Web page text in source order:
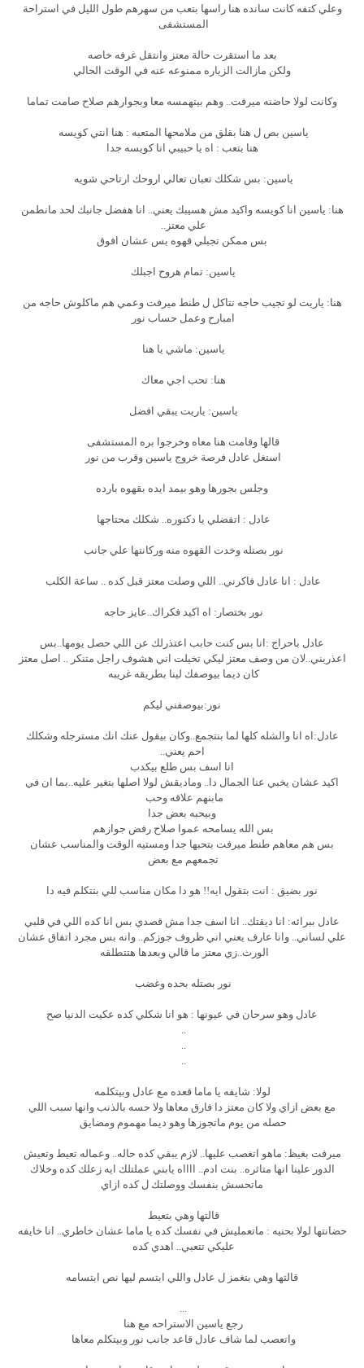
وعلي كتفه كانت سانده هنا راسها بتعب من سهرهم طول الليل في استراحة
المستشفى
بعد ما استقرت حالة معتز وانتقل غرفه خاصه
ولكن مازالت الزياره ممنوعه عنه في الوقت الحالي
وكانت لولا حاضنه ميرفت.. وهم بيتهمسه معا وبجوارهم صلاح صامت تماما
ياسين بص ل هنا بقلق من ملامحها المتعبه : هنا انتي كويسه
هنا بتعب : اه يا حبيبي انا كويسه جدا
ياسين: بس شكلك تعبان تعالي اروحك ارتاحي شويه
هنا: ياسين انا كويسه واكيد مش هسيبك يعني.. انا هفضل جانبك لحد مانطمن
علي معتز..
بس ممكن تجبلي قهوه بس عشان افوق
ياسين: تمام هروح اجبلك
هنا: ياريت لو تجيب حاجه تتاكل ل طنط ميرفت وعمي هم ماكلوش حاجه من
امبارح وعمل حساب نور
ياسين: ماشي يا هنا
هنا: تحب اجي معاك
ياسين: ياريت يبقي افضل
قالها وقامت هنا معاه وخرجوا بره المستشفى
استغل عادل فرصة خروج ياسين وقرب من نور
وجلس بجورها وهو بيمد ايده بقهوه بارده
عادل : اتفضلي يا دكتوره.. شكلك محتاجها
نور بصتله وخدت القهوه منه وركانتها علي جانب
عادل : انا عادل فاكرني.. اللي وصلت معتز قبل كده .. ساعة الكلب
نور بختصار: اه اكيد فكراك..عايز حاجه
عادل باحراج :انا بس كنت حابب اعتذرلك عن اللي حصل يومها..بس
اعذريني..لان من وصف معتز ليكي تخيلت اني هشوف راجل متنكر .. اصل معتز
كان ديما بيوصفك لينا بطريقه غريبه
نور:بيوصفني ليكم
عادل:اه انا والشله كلها لما بنتجمع..وكان بيقول عنك انك مسترجله وشكلك
احم يعني..
انا اسف بس طلع بيكدب
اكيد عشان يخبي عنا الجمال دا.. وماديقش لولا اصلها بتغير عليه..بما ان في
مابنهم علاقه وحب
وبيحبه بعض جدا
بس الله يسامحه عموا صلاح رفض جوازهم
بس هم معاهم طنط ميرفت بتحبها جدا ومستيه الوقت والمناسب عشان
تجمعهم مع بعض
نور بضيق : انت بتقول ايه!! هو دا مكان مناسب للي بتتكلم فيه دا
عادل ببرائه: انا ديقتك.. انا اسف جدا مش قصدي بس انا كده اللي في قلبي
علي لساني.. وانا عارف يعني اني ظروف جوزكم.. وانه بس مجرد اتفاق عشان
الورث..زي معتز ما قالي وبعدها هتتطلقه
نور بصتله بحده وغضب
عادل وهو سرحان في عيونها : هو انا شكلي كده عكيت الدنيا صح
..
..
..
لولا: شايفه يا ماما قعده مع عادل وبيتكلمه
مع بعض ازاي ولا كان معتز دا فارق معاها ولا حسه بالذنب وانها سبب اللي
حصله من يوم ماتجوزها وهو ديما مهموم ومضايق
ميرفت بغيظ: ماهو اتغصب عليها.. لازم يبقي كده حاله.. وعماله تعيط وتعيش
الدور علينا انها متاثره.. بنت ادم.. ااااه يابني عملتلك ايه زعلك كده وخلاك
ماتحسش بنفسك ووصلتك ل كده ازاي
قالتها وهي بتعيط
حضانتها لولا بحنيه : ماتعمليش في نفسك كده يا ماما عشان خاطري.. انا خايفه
عليكي تتعبي.. اهدي كده
قالتها وهي بتغمز ل عادل واللي ابتسم ليها نص ابتسامه
...
رجع ياسين الاستراحه مع هنا
واتعصب لما شاف عادل قاعد جانب نور وبيتكلم معاها